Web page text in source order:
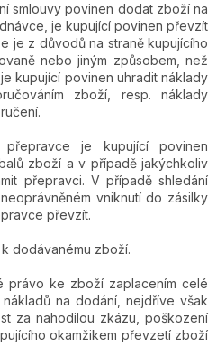
smlouvy povinen dodat zboží na
je kupující povinen převzít
je z důvodů na straně kupujícího
nebo jiným způsobem, než
kupující povinen uhradit náklady
zboží, resp. náklady
je kupující povinen
zboží a v případě jakýchkoliv
přepravci. V případě shledání
vniknutí do zásilky
převzít.
dodávanému zboží.
právo ke zboží zaplacením celé
na dodání, nejdříve však
za nahodilou zkázu, poškození
okamžikem převzetí zboží